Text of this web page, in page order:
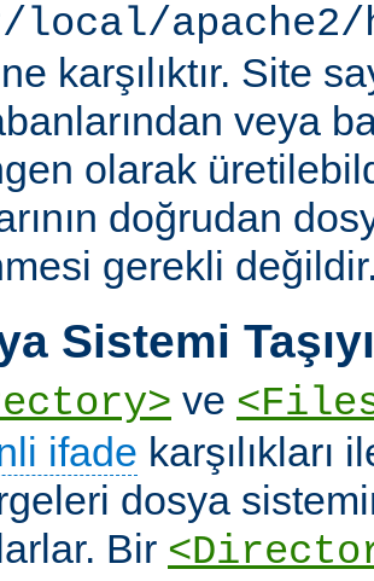
local/
karşılıktır. Site
veya
olarak
doğrudan
gerekli
Sistemi
ve
ifade karşılıkları
dosya
Bir